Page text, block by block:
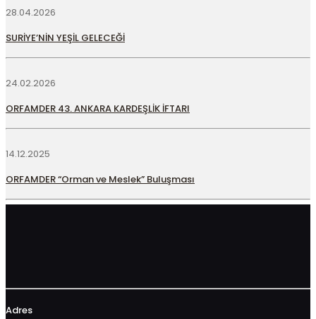
28.04.2026
SURİYE’NİN YEŞİL GELECEĞİ
24.02.2026
ORFAMDER 43. ANKARA KARDEŞLİK İFTARI
14.12.2025
ORFAMDER “Orman ve Meslek” Buluşması
Adres